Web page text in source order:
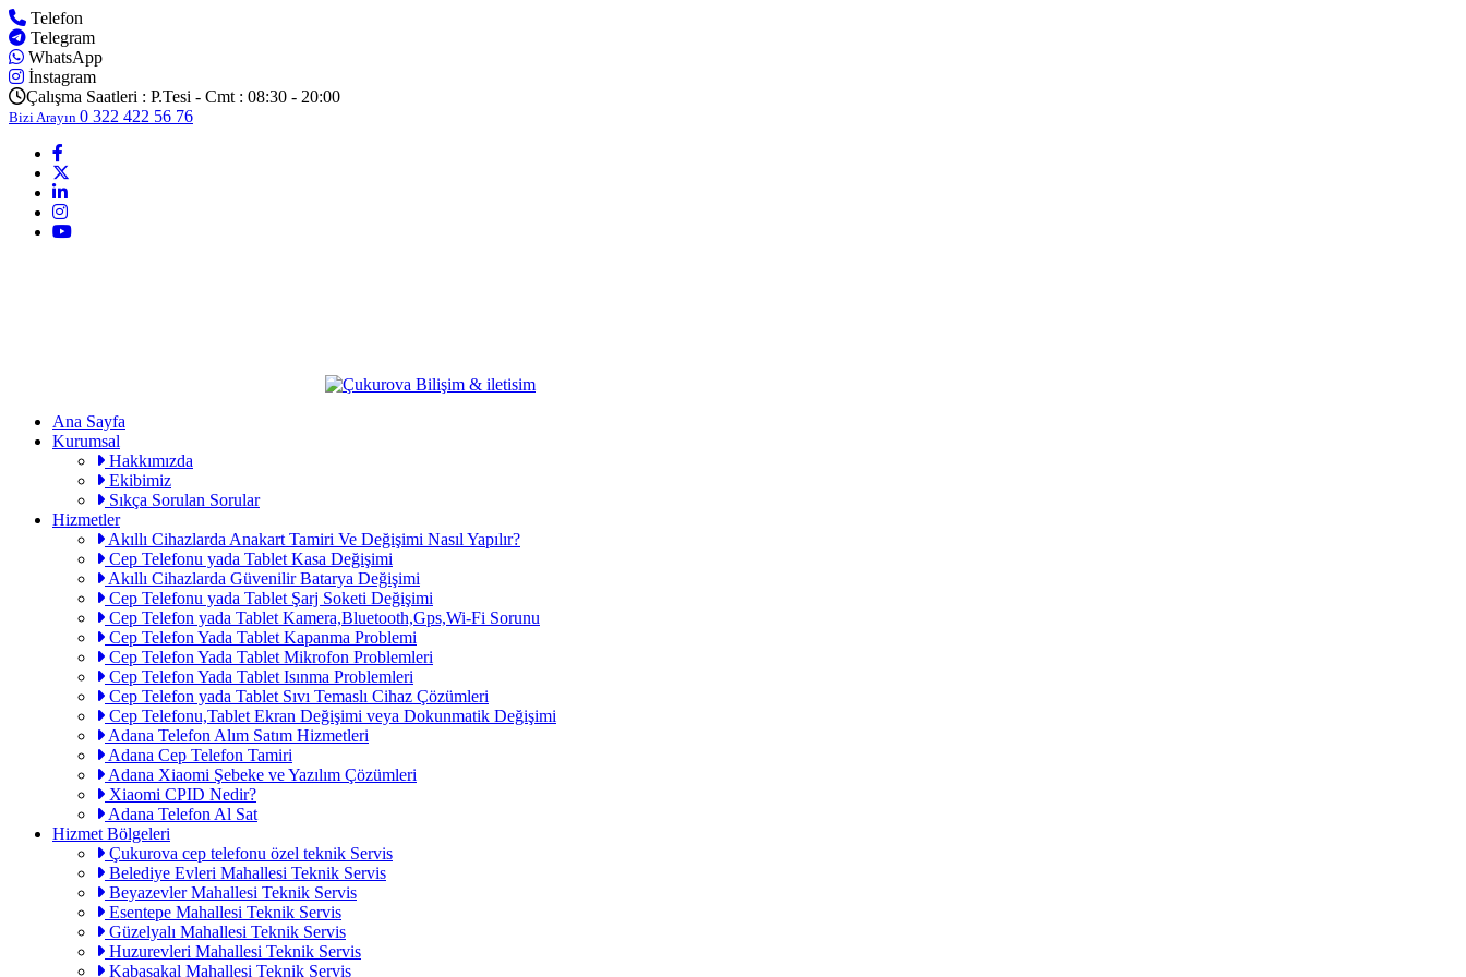
Telefon
Telegram
WhatsApp
İnstagram
Çalışma Saatleri : P.Tesi - Cmt : 08:30 - 20:00
Bizi Arayın 0 322 422 56 76
Ana Sayfa
Kurumsal
Hakkımızda
Ekibimiz
Sıkça Sorulan Sorular
Hizmetler
Akıllı Cihazlarda Anakart Tamiri Ve Değişimi Nasıl Yapılır?
Cep Telefonu yada Tablet Kasa Değişimi
Akıllı Cihazlarda Güvenilir Batarya Değişimi
Cep Telefonu yada Tablet Şarj Soketi Değişimi
Cep Telefon yada Tablet Kamera,Bluetooth,Gps,Wi-Fi Sorunu
Cep Telefon Yada Tablet Kapanma Problemi
Cep Telefon Yada Tablet Mikrofon Problemleri
Cep Telefon Yada Tablet Isınma Problemleri
Cep Telefon yada Tablet Sıvı Temaslı Cihaz Çözümleri
Cep Telefonu,Tablet Ekran Değişimi veya Dokunmatik Değişimi
Adana Telefon Alım Satım Hizmetleri
Adana Cep Telefon Tamiri
Adana Xiaomi Şebeke ve Yazılım Çözümleri
Xiaomi CPID Nedir?
Adana Telefon Al Sat
Hizmet Bölgeleri
Çukurova cep telefonu özel teknik Servis
Belediye Evleri Mahallesi Teknik Servis
Beyazevler Mahallesi Teknik Servis
Esentepe Mahallesi Teknik Servis
Güzelyalı Mahallesi Teknik Servis
Huzurevleri Mahallesi Teknik Servis
Kabasakal Mahallesi Teknik Servis